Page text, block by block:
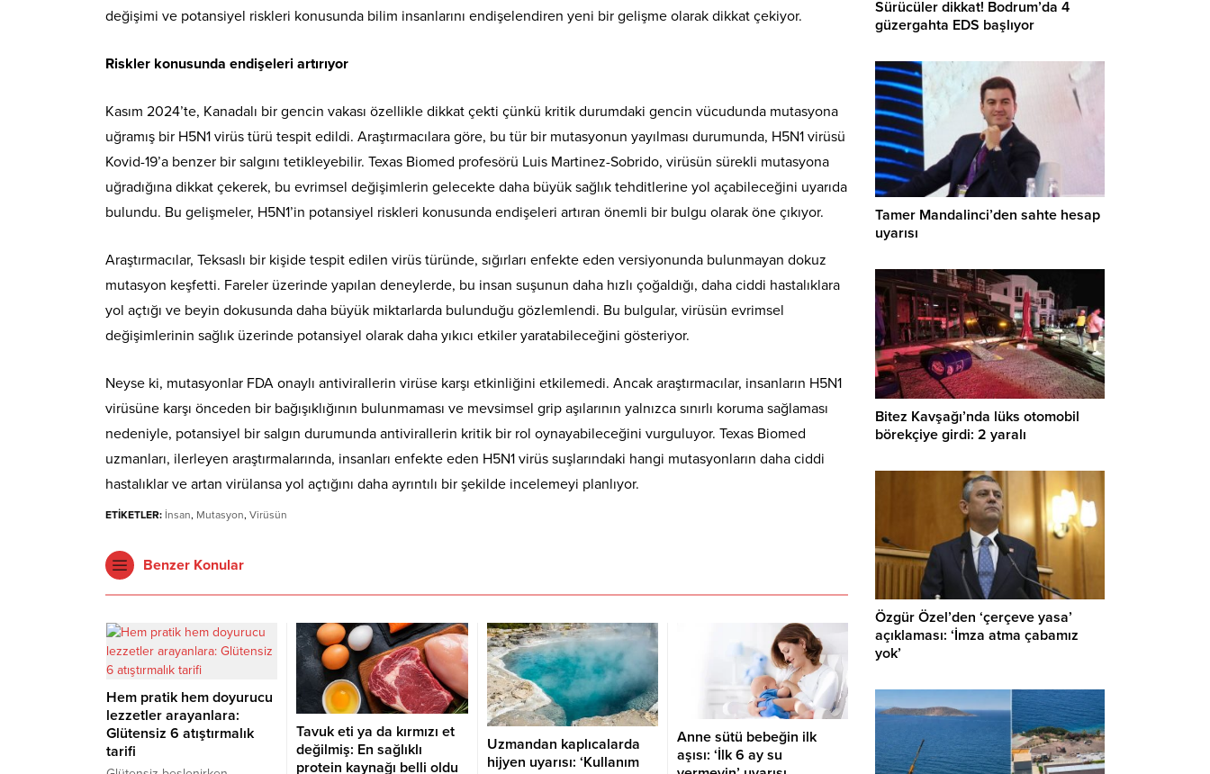
değişimi ve potansiyel riskleri konusunda bilim insanlarını endişelendiren yeni bir gelişme olarak dikkat çekiyor.
Riskler konusunda endişeleri artırıyor
Kasım 2024’te, Kanadalı bir gencin vakası özellikle dikkat çekti çünkü kritik durumdaki gencin vücudunda mutasyona
uğramış bir H5N1 virüs türü tespit edildi. Araştırmacılara göre, bu tür bir mutasyonun yayılması durumunda, H5N1 virüsü
Kovid-19’a benzer bir salgını tetikleyebilir. Texas Biomed profesörü Luis Martinez-Sobrido, virüsün sürekli mutasyona
uğradığına dikkat çekerek, bu evrimsel değişimlerin gelecekte daha büyük sağlık tehditlerine yol açabileceğini uyarıda
bulundu. Bu gelişmeler, H5N1’in potansiyel riskleri konusunda endişeleri artıran önemli bir bulgu olarak öne çıkıyor.
Araştırmacılar, Teksaslı bir kişide tespit edilen virüs türünde, sığırları enfekte eden versiyonunda bulunmayan dokuz
mutasyon keşfetti. Fareler üzerinde yapılan deneylerde, bu insan suşunun daha hızlı çoğaldığı, daha ciddi hastalıklara
yol açtığı ve beyin dokusunda daha büyük miktarlarda bulunduğu gözlemlendi. Bu bulgular, virüsün evrimsel
değişimlerinin sağlık üzerinde potansiyel olarak daha yıkıcı etkiler yaratabileceğini gösteriyor.
Neyse ki, mutasyonlar FDA onaylı antivirallerin virüse karşı etkinliğini etkilemedi. Ancak araştırmacılar, insanların H5N1
virüsüne karşı önceden bir bağışıklığının bulunmaması ve mevsimsel grip aşılarının yalnızca sınırlı koruma sağlaması
nedeniyle, potansiyel bir salgın durumunda antivirallerin kritik bir rol oynayabileceğini vurguluyor. Texas Biomed
uzmanları, ilerleyen araştırmalarında, insanları enfekte eden H5N1 virüs suşlarındaki hangi mutasyonların daha ciddi
hastalıklar ve artan virülansa yol açtığını daha ayrıntılı bir şekilde incelemeyi planlıyor.
ETİKETLER: İnsan, Mutasyon, Virüsün
Benzer Konular
Hem pratik hem doyurucu
lezzetler arayanlara:
Glütensiz 6 atıştırmalık
tarifi
Tavuk eti ya da kırmızı et
değilmiş: En sağlıklı
protein kaynağı belli oldu
Uzmandan kaplıcalarda
hijyen uyarısı: ‘Kullanım
Anne sütü bebeğin ilk
aşısı: ‘İlk 6 ay su
Sürücüler dikkat! Bodrum’da 4
güzergahta EDS başlıyor
Tamer Mandalinci’den sahte hesap
uyarısı
Bitez Kavşağı’nda lüks otomobil
börekçiye girdi: 2 yaralı
Özgür Özel’den ‘çerçeve yasa’
açıklaması: ‘İmza atma çabamız
yok’